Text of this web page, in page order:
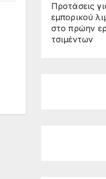
Προτάσεις
εμπορικού
στο πρώην
τσιμέντων